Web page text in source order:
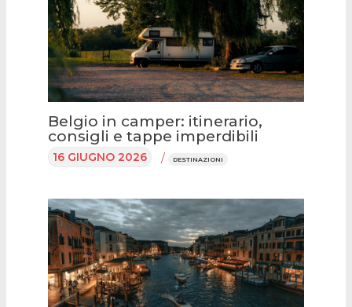
Belgio in camper: itinerario,
consigli e tappe imperdibili
16 GIUGNO 2026 / DESTINAZIONI